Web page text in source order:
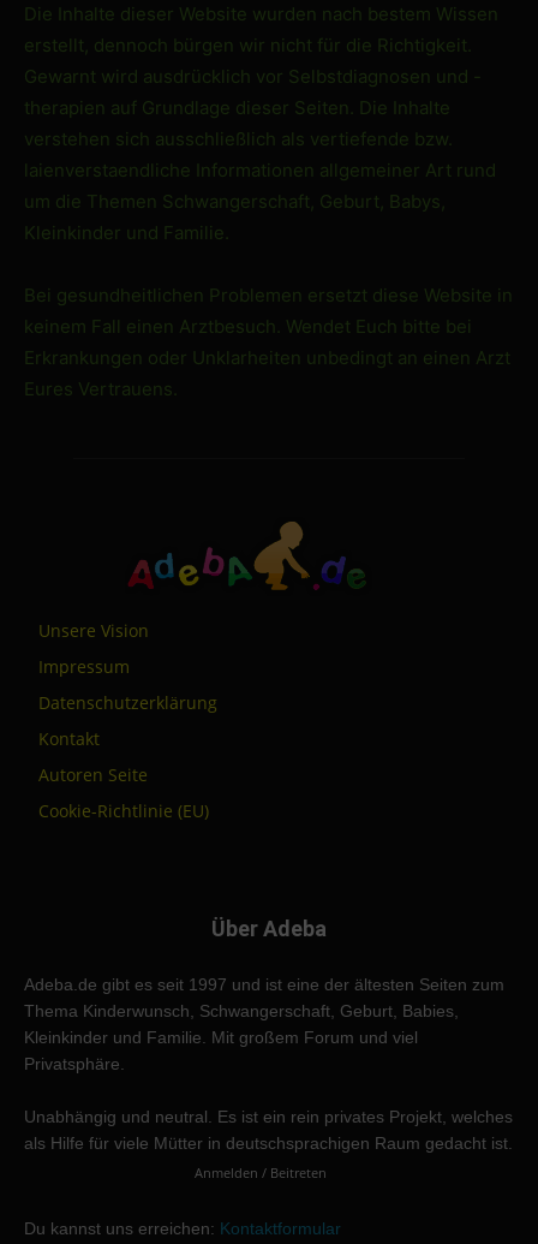
Die Inhalte dieser Website wurden nach bestem Wissen
erstellt, dennoch bürgen wir nicht für die Richtigkeit.
Gewarnt wird ausdrücklich vor Selbstdiagnosen und -
therapien auf Grundlage dieser Seiten. Die Inhalte
verstehen sich ausschließlich als vertiefende bzw.
laienverstaendliche Informationen allgemeiner Art rund
um die Themen Schwangerschaft, Geburt, Babys,
Kleinkinder und Familie.
Bei gesundheitlichen Problemen ersetzt diese Website in
keinem Fall einen Arztbesuch. Wendet Euch bitte bei
Erkrankungen oder Unklarheiten unbedingt an einen Arzt
Eures Vertrauens.
Unsere Vision
Impressum
Datenschutzerklärung
Kontakt
Autoren Seite
Cookie-Richtlinie (EU)
Über Adeba
Adeba.de gibt es seit 1997 und ist eine der ältesten Seiten zum
Thema Kinderwunsch, Schwangerschaft, Geburt, Babies,
Kleinkinder und Familie. Mit großem Forum und viel
Privatsphäre.
Unabhängig und neutral. Es ist ein rein privates Projekt, welches
als Hilfe für viele Mütter in deutschsprachigen Raum gedacht ist.
Anmelden / Beitreten
Du kannst uns erreichen: Kontaktformular